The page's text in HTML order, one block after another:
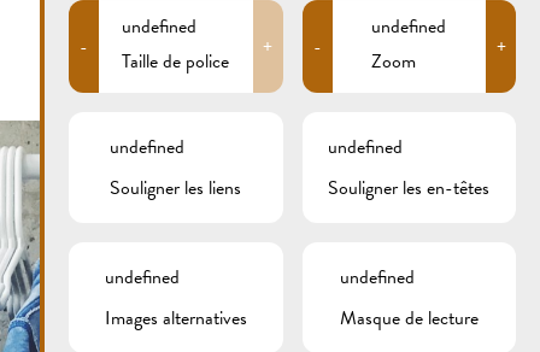
CAMPCAR
-
undefined
Taille de police
+ -
undefined
Zoom
+
undefined
Souligner les liens
undefined
Souligner les en-têtes
undefined
Images alternatives
undefined
Masque de lecture